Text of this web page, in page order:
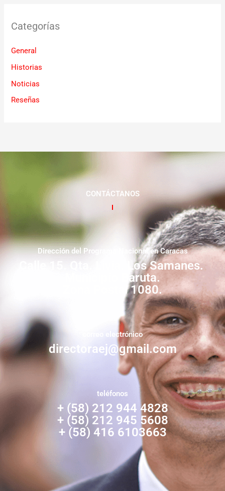
Categorías
General
Historias
Noticias
Reseñas
CONTÁCTANOS
Dirección del Programa Nacional en Caracas
Calle 15. Qta. Livia. Los Samanes.
Municipio Baruta.
Zona Postal 1080.
correo electrónico
directoraej@gmail.com
teléfonos
+ (58) 212 944 4828
+ (58) 212 945 5608
+ (58) 416 6103663